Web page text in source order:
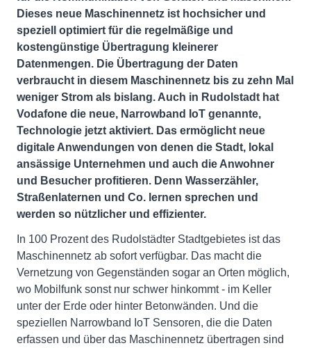
Dieses neue Maschinennetz ist hochsicher und
speziell optimiert für die regelmäßige und
kostengünstige Übertragung kleinerer
Datenmengen. Die Übertragung der Daten
verbraucht in diesem Maschinennetz bis zu zehn Mal
weniger Strom als bislang. Auch in Rudolstadt hat
Vodafone die neue, Narrowband IoT genannte,
Technologie jetzt aktiviert. Das ermöglicht neue
digitale Anwendungen von denen die Stadt, lokal
ansässige Unternehmen und auch die Anwohner
und Besucher profitieren. Denn Wasserzähler,
Straßenlaternen und Co. lernen sprechen und
werden so nützlicher und effizienter.
In 100 Prozent des Rudolstädter Stadtgebietes ist das
Maschinennetz ab sofort verfügbar. Das macht die
Vernetzung von Gegenständen sogar an Orten möglich,
wo Mobilfunk sonst nur schwer hinkommt - im Keller
unter der Erde oder hinter Betonwänden. Und die
speziellen Narrowband IoT Sensoren, die die Daten
erfassen und über das Maschinennetz übertragen sind